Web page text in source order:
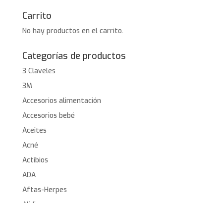
Carrito
No hay productos en el carrito.
Categorías de productos
3 Claveles
3M
Accesorios alimentación
Accesorios bebé
Aceites
Acné
Actibios
ADA
Aftas-Herpes